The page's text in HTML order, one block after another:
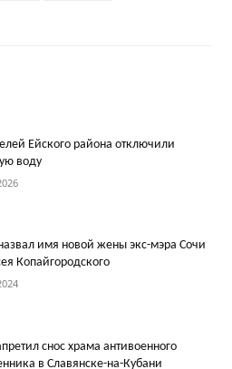
Ейского района отключили
воду
имя новой жены экс-мэра Сочи
Копайгородского
снос храма антивоенного
в Славянске-на-Кубани